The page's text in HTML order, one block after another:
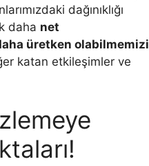
dağınıklığı
daha net
üretken olabilmemizi
katan etkileşimler ve